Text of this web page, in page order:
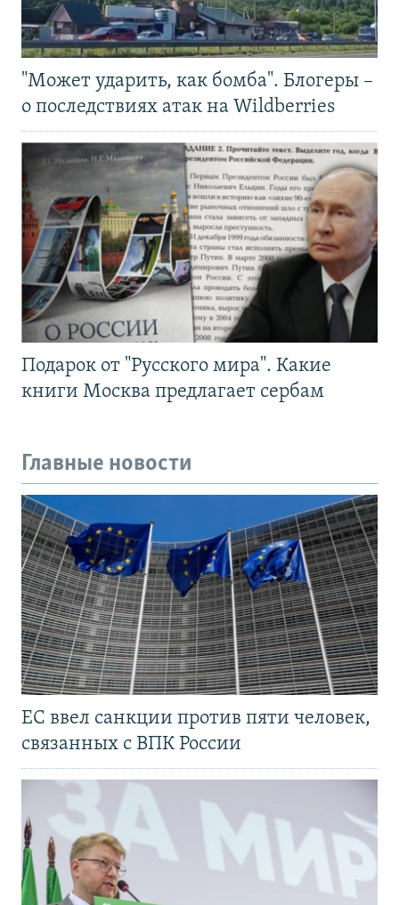
"Может ударить, как бомба". Блогеры –
о последствиях атак на Wildberries
Подарок от "Русского мира". Какие
книги Москва предлагает сербам
Главные новости
ЕС ввел санкции против пяти человек,
связанных с ВПК России